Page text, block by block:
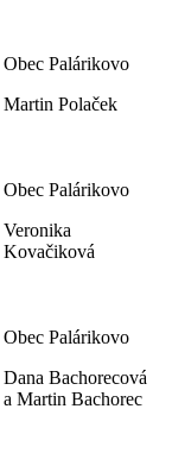
Obec Palárikovo
Martin Polaček
Obec Palárikovo
Veronika
Kovačiková
Obec Palárikovo
Dana Bachorecová
a Martin Bachorec